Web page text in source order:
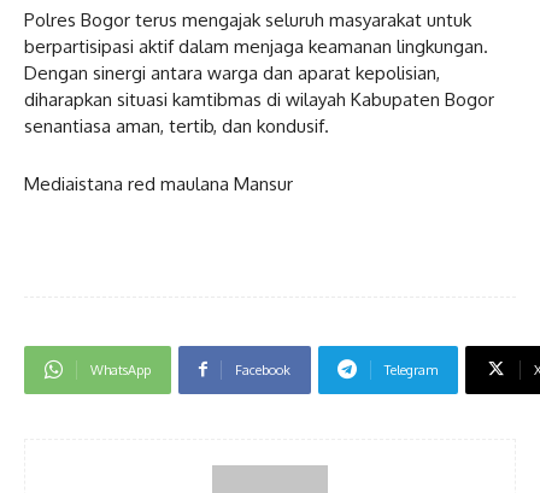
Polres Bogor terus mengajak seluruh masyarakat untuk
berpartisipasi aktif dalam menjaga keamanan lingkungan.
Dengan sinergi antara warga dan aparat kepolisian,
diharapkan situasi kamtibmas di wilayah Kabupaten Bogor
senantiasa aman, tertib, dan kondusif.
Mediaistana red maulana Mansur
WhatsApp Facebook Telegram